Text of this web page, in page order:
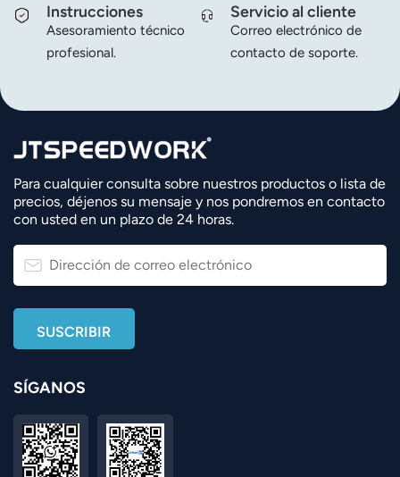
Instrucciones
Asesoramiento técnico
profesional.
Servicio al cliente
Correo electrónico de
contacto de soporte.
Para cualquier consulta sobre nuestros productos o lista de
precios, déjenos su mensaje y nos pondremos en contacto
con usted en un plazo de 24 horas.
SÍGANOS